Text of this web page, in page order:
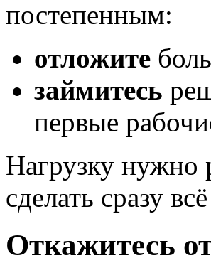
постепенным:
отложите
займитесь
первые
Нагрузку нужно
сделать сразу
Откажитесь